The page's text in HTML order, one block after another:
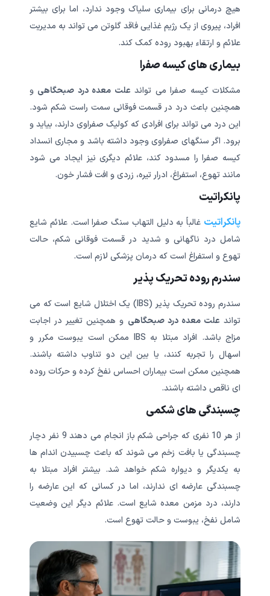
هیچ درمانی برای بیماری سلیاک وجود ندارد، اما برای بیشتر
افراد، پیروی از یک رژیم غذایی فاقد گلوتن می تواند به مدیریت
علائم و ارتقاء بهبود روده کمک کند.
بیماری های کیسه صفرا
مشکلات کیسه صفرا می تواند علت معده درد صبحگاهی و
همچنین باعث درد در قسمت فوقانی سمت راست شکم شود.
این درد می تواند برای افرادی که کولیک صفراوی دارند، بیاید و
برود. اگر سنگهای صفراوی وجود داشته باشد و مجاری انسداد
کیسه صفرا را مسدود کند، علائم دیگری نیز ایجاد می شود
مانند تهوع، استفراغ، ادرار تیره، زردی و افت فشار خون.
پانکراتیت
پانکراتیت غالباً به دلیل التهاب سنگ صفرا است. علائم شایع
شامل درد ناگهانی و شدید در قسمت فوقانی شکم، حالت
تهوع و استفراغ است که درمان پزشکی لازم است.
سندرم روده تحریک پذیر
سندرم روده تحریک پذیر (IBS) یک اختلال شایع است که می
تواند علت معده درد صبحگاهی و همچنین تغییر در اجابت
مزاج باشد. افراد مبتلا به IBS ممکن است یبوست مکرر و
اسهال را تجربه کنند، یا بین این دو تناوب داشته باشند.
همچنین ممکن است بیماران احساس نفخ کرده و حرکات روده
ای ناقص داشته باشند.
چسبندگی های شکمی
از هر 10 نفری که جراحی شکم باز انجام می دهند 9 نفر دچار
چسبندگی یا بافت زخم می شوند که باعث چسبیدن اندام ها
به یکدیگر و دیواره شکم خواهد شد. بیشتر افراد مبتلا به
چسبندگی عارضه ای ندارند، اما در کسانی که این عارضه را
دارند، درد مزمن معده شایع است. علائم دیگر این وضعیت
شامل نفخ، یبوست و حالت تهوع است.